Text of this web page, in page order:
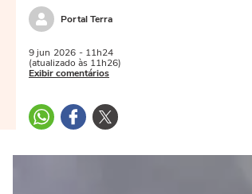
Portal Terra
9 jun 2026 - 11h24
(atualizado às 11h26)
Exibir comentários